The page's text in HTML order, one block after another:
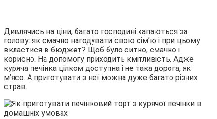
Дивлячись на ціни, багато господині хапаються за
голову: як смачно нагодувати свою сім’ю і при цьому
вкластися в бюджет? Щоб було ситно, смачно і
корисно. На допомогу приходить кмітливість. Адже
куряча печінка цілком доступна і не така дорога, як
м’ясо. А приготувати з неї можна дуже багато різних
страв.